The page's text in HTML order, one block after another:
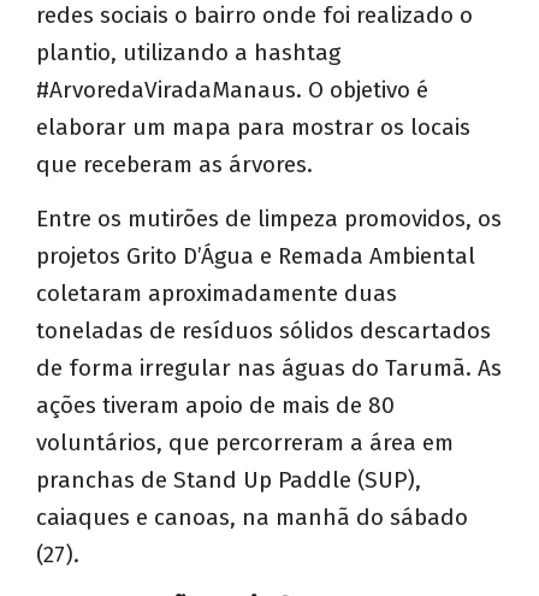
redes sociais o bairro onde foi realizado o
plantio, utilizando a hashtag
#ArvoredaViradaManaus. O objetivo é
elaborar um mapa para mostrar os locais
que receberam as árvores.
Entre os mutirões de limpeza promovidos, os
projetos Grito D’Água e Remada Ambiental
coletaram aproximadamente duas
toneladas de resíduos sólidos descartados
de forma irregular nas águas do Tarumã. As
ações tiveram apoio de mais de 80
voluntários, que percorreram a área em
pranchas de Stand Up Paddle (SUP),
caiaques e canoas, na manhã do sábado
(27).